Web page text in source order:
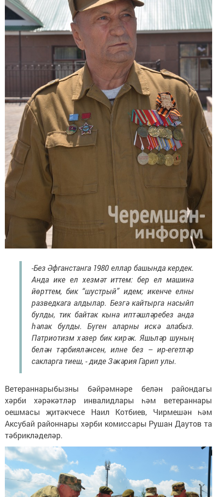
-Без Әфганстанга 1980 еллар башында кердек.
Анда ике ел хезмәт иттем: бер ел машина
йөрттем, бик “шустрый” идем; икенче елны
разведкага алдылар. Безгә кайтырга насыйп
булды, тик байтак кына иптәшләребез анда
һәлак булды. Бүген аларны искә алабыз.
Патриотизм хәзер бик кирәк. Яшьләр шуның
белән тәрбияләнсен, илне без – ир-егетләр
сакларга тиеш, - диде Зәкәрия Гарип улы.
Ветераннарыбызны бәйрәмнәре белән райондагы
хәрби хәрәкәтләр инвалидлары һәм ветераннары
оешмасы җитәкчесе Наил Котбиев, Чирмешән һәм
Аксубай районнары хәрби комиссары Рушан Даутов та
тәбрикләделәр.